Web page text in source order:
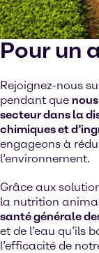
Pour un
Rejoignez-nous
pendant que
secteur dans la
chimiques et
engageons à
l’environnement.
Grâce aux
la nutrition
santé générale
et de l’eau qu’ils
l’efficacité de